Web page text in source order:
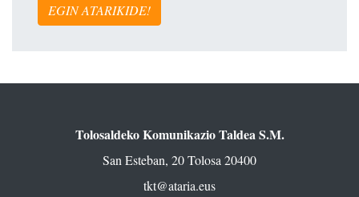
EGIN ATARIKIDE!
Tolosaldeko Komunikazio Taldea S.M.
San Esteban, 20 Tolosa 20400
tkt@ataria.eus